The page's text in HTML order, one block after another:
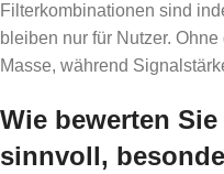
Filterkombinationen sind
bleiben nur für Nutzer.
Masse, während
Wie bewerten
sinnvoll,